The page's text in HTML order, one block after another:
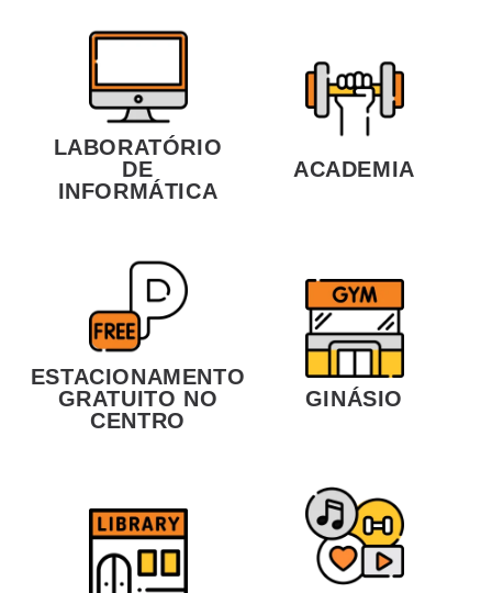
LABORATÓRIO
DE
INFORMÁTICA
ACADEMIA
ESTACIONAMENTO
GRATUITO NO
CENTRO
GINÁSIO